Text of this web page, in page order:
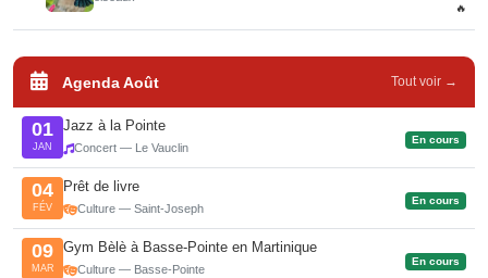
🔥
Agenda Août Tout voir →
01
JAN
Jazz à la Pointe
Concert — Le Vauclin
En cours
04
FÉV
Prêt de livre
Culture — Saint-Joseph
En cours
09
MAR
Gym Bèlè à Basse-Pointe en Martinique
Culture — Basse-Pointe
En cours